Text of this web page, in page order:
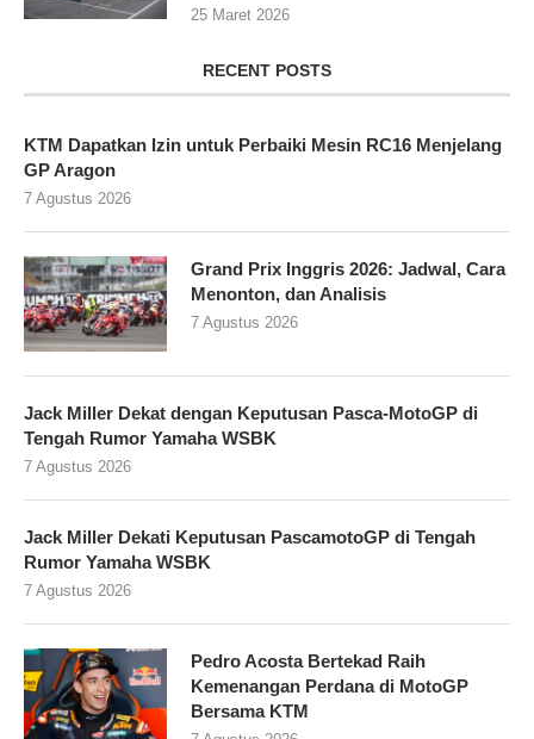
25 Maret 2026
RECENT POSTS
KTM Dapatkan Izin untuk Perbaiki Mesin RC16 Menjelang
GP Aragon
7 Agustus 2026
Grand Prix Inggris 2026: Jadwal, Cara
Menonton, dan Analisis
7 Agustus 2026
Jack Miller Dekat dengan Keputusan Pasca-MotoGP di
Tengah Rumor Yamaha WSBK
7 Agustus 2026
Jack Miller Dekati Keputusan PascamotoGP di Tengah
Rumor Yamaha WSBK
7 Agustus 2026
Pedro Acosta Bertekad Raih
Kemenangan Perdana di MotoGP
Bersama KTM